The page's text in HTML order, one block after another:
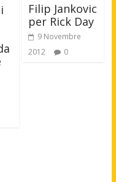
Filip Jankovic
per Rick Day
9 Novembre
2012
0